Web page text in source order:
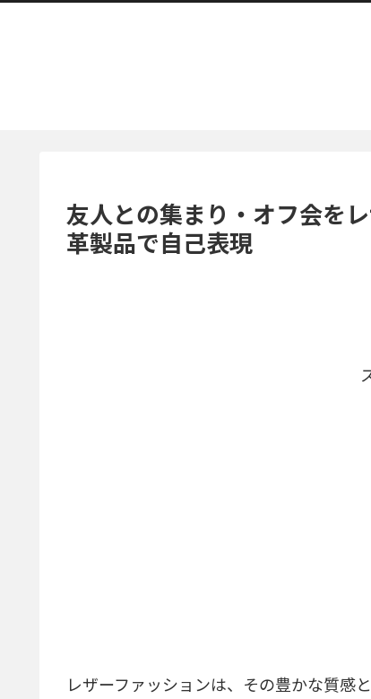
友人との集まり・オフ会を
革製品で自己表現
レザーファッションは、その豊かな質感